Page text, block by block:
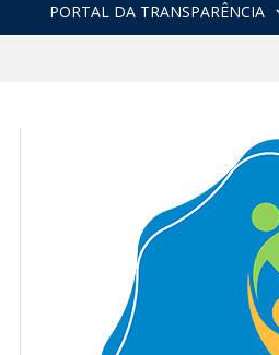
PORTAL DA TRANSPARÊNCIA